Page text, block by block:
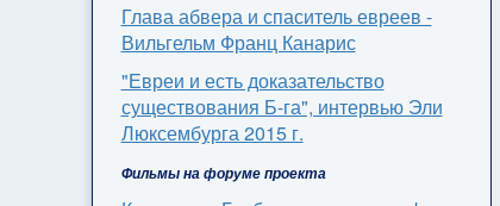
Глава абвера и спаситель евреев -
Вильгельм Франц Канарис
"Евреи и есть доказательство
существования Б-га", интервью Эли
Люксембурга 2015 г.
Фильмы на форуме проекта